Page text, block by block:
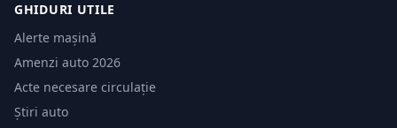
GHIDURI UTILE
Alerte mașină
Amenzi auto 2026
Acte necesare circulație
Știri auto